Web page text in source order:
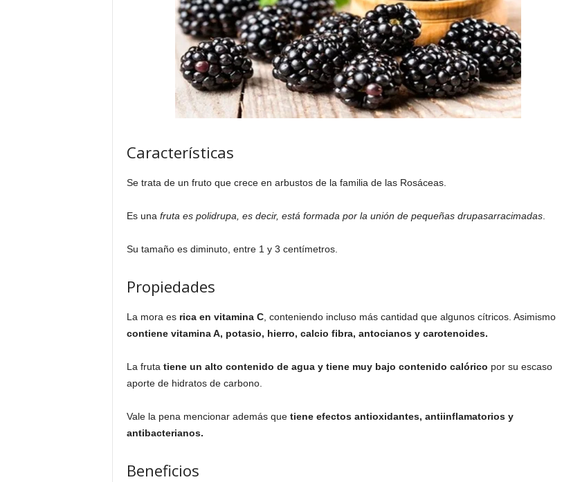
Características
Se trata de un fruto que crece en arbustos de la familia de las Rosáceas.
Es una fruta es polidrupa, es decir, está formada por la unión de pequeñas drupasarracimadas.
Su tamaño es diminuto, entre 1 y 3 centímetros.
Propiedades
La mora es rica en vitamina C, conteniendo incluso más cantidad que algunos cítricos. Asimismo
contiene vitamina A, potasio, hierro, calcio fibra, antocianos y carotenoides.
La fruta tiene un alto contenido de agua y tiene muy bajo contenido calórico por su escaso
aporte de hidratos de carbono.
Vale la pena mencionar además que tiene efectos antioxidantes, antiinflamatorios y
antibacterianos.
Beneficios